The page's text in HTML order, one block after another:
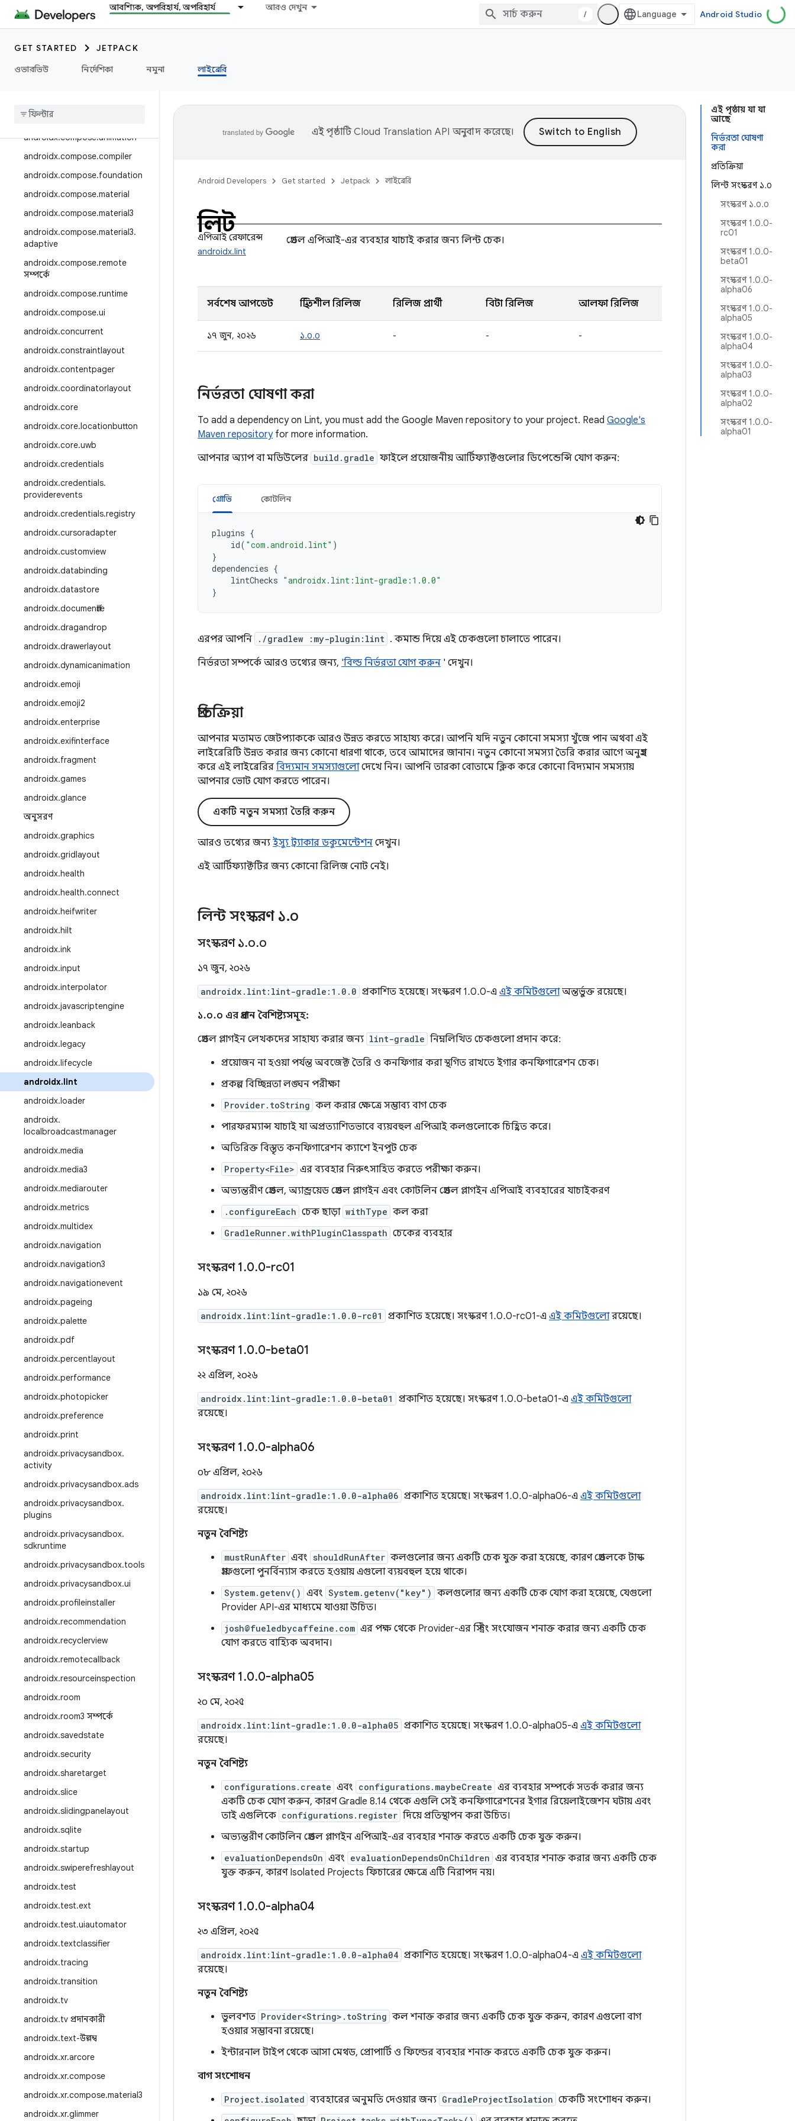
আবশ্যিক, অপরিহার্য, অপরিহার্য আরও দেখুন
/ Android Studio
GET STARTED
JETPACK
ওভারভিউ
নির্দেশিকা নমুনা লাইব্রেরি
androidx.camera.media3
androidx.camera.viewfinder
androidx.car
androidx
androidx.compose.animation
androidx.compose.compiler
androidx.compose.foundation
androidx.compose.material
androidx.compose.material3
androidx.compose.material3.
adaptive
androidx.compose.remote
সম্পর্কে
androidx.compose.runtime
androidx.compose.ui
androidx.concurrent
androidx.constraintlayout
androidx.contentpager
androidx.coordinatorlayout
androidx.core
androidx.core.locationbutton
androidx.core.uwb
androidx.credentials
androidx.credentials.
providerevents
androidx.credentials.registry
androidx.cursoradapter
androidx.customview
androidx.databinding
androidx.datastore
androidx.documentfile
androidx.dragandrop
androidx.drawerlayout
androidx.dynamicanimation
androidx.emoji
androidx.emoji2
androidx.enterprise
androidx.exifinterface
androidx.fragment
androidx.games
androidx.glance
অনুসরণ
androidx.graphics
androidx.gridlayout
androidx.health
androidx.health.connect
androidx.heifwriter
androidx.hilt
androidx.ink
androidx.input
androidx.interpolator
androidx.javascriptengine
androidx.leanback
androidx.legacy
androidx.lifecycle
androidx.lint
androidx.loader
androidx.
localbroadcastmanager
androidx.media
androidx.media3
androidx.mediarouter
androidx.metrics
androidx.multidex
androidx.navigation
androidx.navigation3
androidx.navigationevent
androidx.pageing
androidx.palette
androidx.pdf
androidx.percentlayout
androidx.performance
androidx.photopicker
androidx.preference
androidx.print
androidx.privacysandbox.
activity
androidx.privacysandbox.ads
androidx.privacysandbox.
plugins
androidx.privacysandbox.
sdkruntime
androidx.privacysandbox.tools
androidx.privacysandbox.ui
androidx.profileinstaller
androidx.recommendation
androidx.recyclerview
androidx.remotecallback
androidx.resourceinspection
androidx.room
androidx.room3 সম্পর্কে
androidx.savedstate
androidx.security
androidx.sharetarget
androidx.slice
androidx.slidingpanelayout
androidx.sqlite
androidx.startup
androidx.swiperefreshlayout
androidx.test
androidx.test.ext
androidx.test.uiautomator
androidx.textclassifier
androidx.tracing
androidx.transition
androidx.tv
androidx.tv প্রদানকারী
androidx.text-উল্লম্ব
androidx.xr.arcore
androidx.xr.compose
androidx.xr.compose.material3
androidx.xr.glimmer
এই পৃষ্ঠায় যা যা
আছে
নির্ভরতা ঘোষণা
করা
প্রতিক্রিয়া
লিন্ট সংস্করণ ১.০
সংস্করণ ১.০.০
সংস্করণ 1.0.0-
rc01
সংস্করণ 1.0.0-
beta01
সংস্করণ 1.0.0-
alpha06
সংস্করণ 1.0.0-
alpha05
সংস্করণ 1.0.0-
alpha04
সংস্করণ 1.0.0-
alpha03
সংস্করণ 1.0.0-
alpha02
সংস্করণ 1.0.0-
alpha01
এই পৃষ্ঠাটিCloud Translation API অনুবাদ করেছে।
Android Developers Get started Jetpack লাইব্রেরি
লিন্ট
এপিআই রেফারেন্স
androidx.lint
গ্রেডল এপিআই-এর ব্যবহার যাচাই করার জন্য লিন্ট চেক।
সর্বশেষ আপডেট স্থিতিশীল রিলিজ রিলিজ প্রার্থী বিটা রিলিজ আলফা রিলিজ
১৭ জুন, ২০২৬ ১.০.০ - - -
নির্ভরতা ঘোষণা করা
To add a dependency on Lint, you must add the Google Maven repository to your project. Read Google's
Maven repositoryfor more information.
আপনার অ্যাপ বা মডিউলের build.gradle ফাইলে প্রয়োজনীয় আর্টিফ্যাক্টগুলোর ডিপেন্ডেন্সি যোগ করুন:
গ্রোভি কোটলিন
plugins {
id( "com.android.lint" )
}
dependencies {
lintChecks "androidx.lint:lint-gradle:1.0.0"
}
এরপর আপনি ./gradlew :my-plugin:lint . কমান্ড দিয়ে এই চেকগুলো চালাতে পারেন।
নির্ভরতা সম্পর্কে আরও তথ্যের জন্য, 'বিল্ড নির্ভরতা যোগ করুন ' দেখুন।
প্রতিক্রিয়া
আপনার মতামত জেটপ্যাককে আরও উন্নত করতে সাহায্য করে। আপনি যদি নতুন কোনো সমস্যা খুঁজে পান অথবা এই
লাইব্রেরিটি উন্নত করার জন্য কোনো ধারণা থাকে, তবে আমাদের জানান। নতুন কোনো সমস্যা তৈরি করার আগে অনুগ্রহ
করে এই লাইব্রেরির বিদ্যমান সমস্যাগুলোদেখে নিন। আপনি তারকা বোতামে ক্লিক করে কোনো বিদ্যমান সমস্যায়
আপনার ভোট যোগ করতে পারেন।
একটি নতুন সমস্যা তৈরি করুন
আরও তথ্যের জন্য ইস্যু ট্র্যাকার ডকুমেন্টেশন দেখুন।
এই আর্টিফ্যাক্টটির জন্য কোনো রিলিজ নোট নেই।
লিন্ট সংস্করণ ১.০
সংস্করণ ১.০.০
১৭ জুন, ২০২৬
androidx.lint:lint-gradle:1.0.0 প্রকাশিত হয়েছে। সংস্করণ 1.0.0-এ এই কমিটগুলোঅন্তর্ভুক্ত রয়েছে।
১.০.০ এর প্রধান বৈশিষ্ট্যসমূহ:
গ্রেডল প্লাগইন লেখকদের সাহায্য করার জন্য lint-gradle নিম্নলিখিত চেকগুলো প্রদান করে:
প্রয়োজন না হওয়া পর্যন্ত অবজেক্ট তৈরি ও কনফিগার করা স্থগিত রাখতে ইগার কনফিগারেশন চেক।
প্রকল্প বিচ্ছিন্নতা লঙ্ঘন পরীক্ষা
Provider.toString কল করার ক্ষেত্রে সম্ভাব্য বাগ চেক
পারফরম্যান্স যাচাই যা অপ্রত্যাশিতভাবে ব্যয়বহুল এপিআই কলগুলোকে চিহ্নিত করে।
অতিরিক্ত বিস্তৃত কনফিগারেশন ক্যাশে ইনপুট চেক
Property<File> এর ব্যবহার নিরুৎসাহিত করতে পরীক্ষা করুন।
অভ্যন্তরীণ গ্রেডল, অ্যান্ড্রয়েড গ্রেডল প্লাগইন এবং কোটলিন গ্রেডল প্লাগইন এপিআই ব্যবহারের যাচাইকরণ
.configureEach চেক ছাড়া withType কল করা
GradleRunner.withPluginClasspath চেকের ব্যবহার
সংস্করণ 1.0.0-rc01
১৯ মে, ২০২৬
androidx.lint:lint-gradle:1.0.0-rc01 প্রকাশিত হয়েছে। সংস্করণ 1.0.0-rc01-এ এই কমিটগুলোরয়েছে।
সংস্করণ 1.0.0-beta01
২২ এপ্রিল, ২০২৬
androidx.lint:lint-gradle:1.0.0-beta01 প্রকাশিত হয়েছে। সংস্করণ 1.0.0-beta01-এ এই কমিটগুলো
রয়েছে।
সংস্করণ 1.0.0-alpha06
০৮ এপ্রিল, ২০২৬
androidx.lint:lint-gradle:1.0.0-alpha06 প্রকাশিত হয়েছে। সংস্করণ 1.0.0-alpha06-এ এই কমিটগুলো
রয়েছে।
নতুন বৈশিষ্ট্য
mustRunAfter এবং shouldRunAfter কলগুলোর জন্য একটি চেক যুক্ত করা হয়েছে, কারণ গ্রেডলকে টাস্ক
গ্রাফগুলো পুনর্বিন্যাস করতে হওয়ায় এগুলো ব্যয়বহুল হয়ে থাকে।
System.getenv() এবং System.getenv("key") কলগুলোর জন্য একটি চেক যোগ করা হয়েছে, যেগুলো
Provider API-এর মাধ্যমে যাওয়া উচিত।
josh@fueledbycaffeine.com এর পক্ষ থেকে Provider-এর স্ট্রিং সংযোজন শনাক্ত করার জন্য একটি চেক
যোগ করতে বাহ্যিক অবদান।
সংস্করণ 1.0.0-alpha05
২০ মে, ২০২৫
androidx.lint:lint-gradle:1.0.0-alpha05 প্রকাশিত হয়েছে। সংস্করণ 1.0.0-alpha05-এ এই কমিটগুলো
রয়েছে।
নতুন বৈশিষ্ট্য
configurations.create এবং configurations.maybeCreate এর ব্যবহার সম্পর্কে সতর্ক করার জন্য
একটি চেক যোগ করুন, কারণ Gradle 8.14 থেকে এগুলি সেই কনফিগারেশনের ইগার রিয়েলাইজেশন ঘটায় এবং
তাই এগুলিকে configurations.register দিয়ে প্রতিস্থাপন করা উচিত।
অভ্যন্তরীণ কোটলিন গ্রেডল প্লাগইন এপিআই-এর ব্যবহার শনাক্ত করতে একটি চেক যুক্ত করুন।
evaluationDependsOn এবং evaluationDependsOnChildren এর ব্যবহার শনাক্ত করার জন্য একটি চেক
যুক্ত করুন, কারণ Isolated Projects ফিচারের ক্ষেত্রে এটি নিরাপদ নয়।
সংস্করণ 1.0.0-alpha04
২৩ এপ্রিল, ২০২৫
androidx.lint:lint-gradle:1.0.0-alpha04 প্রকাশিত হয়েছে। সংস্করণ 1.0.0-alpha04-এ এই কমিটগুলো
রয়েছে।
নতুন বৈশিষ্ট্য
ভুলবশত Provider<String>.toString কল শনাক্ত করার জন্য একটি চেক যুক্ত করুন, কারণ এগুলো বাগ
হওয়ার সম্ভাবনা রয়েছে।
ইন্টারনাল টাইপ থেকে আসা মেথড, প্রোপার্টি ও ফিল্ডের ব্যবহার শনাক্ত করতে একটি চেক যুক্ত করুন।
বাগ সংশোধন
Project.isolated ব্যবহারের অনুমতি দেওয়ার জন্য GradleProjectIsolation চেকটি সংশোধন করুন।